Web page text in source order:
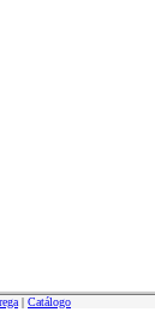
| Catálogo